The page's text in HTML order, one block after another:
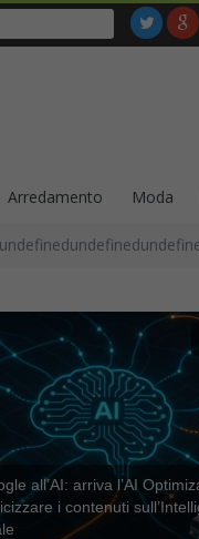
Arredamento Moda
all’AI: arriva l’AI
i contenuti